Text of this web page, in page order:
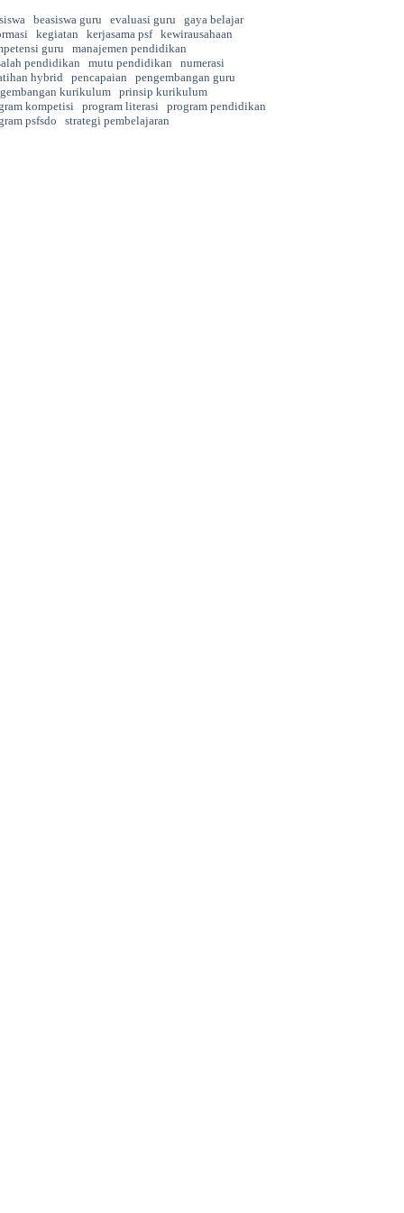
beasiswa guru evaluasi guru
gaya belajar
kegiatan kerjasama psf kewirausahaan
guru
manajemen pendidikan
pendidikan
mutu pendidikan
numerasi
hybrid pencapaian
pengembangan guru
kurikulum prinsip kurikulum
kompetisi program literasi program pendidikan
psfsdo
strategi pembelajaran